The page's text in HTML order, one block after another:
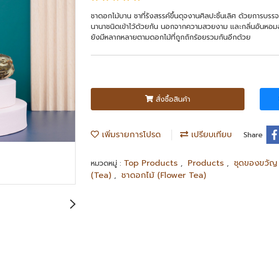
ชาดอกไม้บาน ชาที่รังสรรค์ขึ้นดุจงานศิลปะชิ้นเลิศ ด้วยการบร
นานาชนิดเข้าไว้ด้วยกัน นอกจากความสวยงาม และกลิ่นอันห
ยังมีหลากหลายตามดอกไม้ที่ถูกถักร้อยรวมกันอีกด้วย
สั่งซื้อสินค้า
เพิ่มรายการโปรด เปรียบเทียบ Share
หมวดหมู่ : Top Products , Products , ชุดของขวัญ
(Tea) , ชาดอกไม้ (Flower Tea)